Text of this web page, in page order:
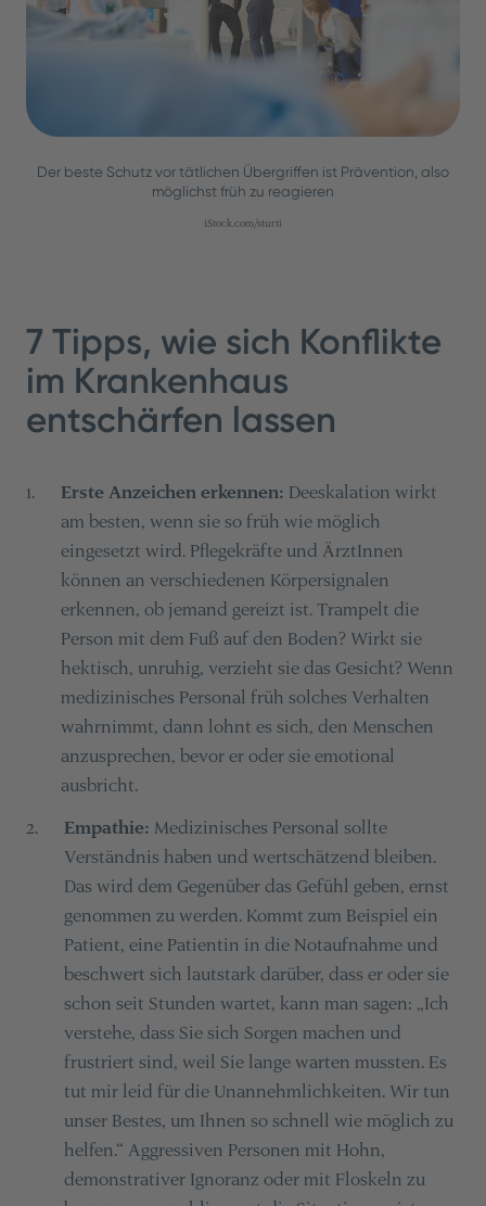
Der beste Schutz vor tätlichen Übergriffen ist Prävention, also
möglichst früh zu reagieren
iStock.com/sturti
7 Tipps, wie sich Konflikte
im Krankenhaus
entschärfen lassen
1. Erste Anzeichen erkennen: Deeskalation wirkt
am besten, wenn sie so früh wie möglich
eingesetzt wird. Pflegekräfte und ÄrztInnen
können an verschiedenen Körpersignalen
erkennen, ob jemand gereizt ist. Trampelt die
Person mit dem Fuß auf den Boden? Wirkt sie
hektisch, unruhig, verzieht sie das Gesicht? Wenn
medizinisches Personal früh solches Verhalten
wahrnimmt, dann lohnt es sich, den Menschen
anzusprechen, bevor er oder sie emotional
ausbricht.
2. Empathie: Medizinisches Personal sollte
Verständnis haben und wertschätzend bleiben.
Das wird dem Gegenüber das Gefühl geben, ernst
genommen zu werden. Kommt zum Beispiel ein
Patient, eine Patientin in die Notaufnahme und
beschwert sich lautstark darüber, dass er oder sie
schon seit Stunden wartet, kann man sagen: „Ich
verstehe, dass Sie sich Sorgen machen und
frustriert sind, weil Sie lange warten mussten. Es
tut mir leid für die Unannehmlichkeiten. Wir tun
unser Bestes, um Ihnen so schnell wie möglich zu
helfen.“ Aggressiven Personen mit Hohn,
demonstrativer Ignoranz oder mit Floskeln zu